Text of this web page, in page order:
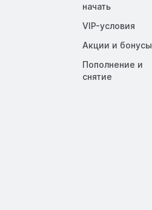
начать
VIP-условия
Акции и бонусы
Пополнение и
снятие